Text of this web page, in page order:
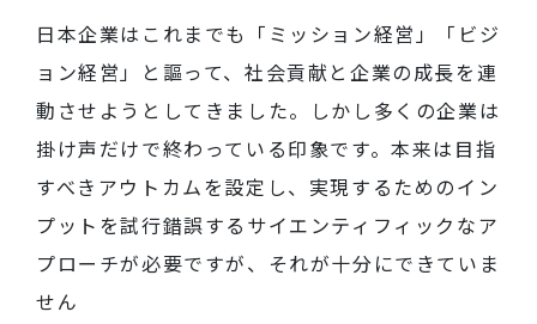
日本企業はこれまでも「ミッション経営」「ビジ
ョン経営」と謳って、社会貢献と企業の成長を連
動させようとしてきました。しかし多くの企業は
掛け声だけで終わっている印象です。本来は目指
すべきアウトカムを設定し、実現するためのイン
プットを試行錯誤するサイエンティフィックなア
プローチが必要ですが、それが十分にできていま
せん